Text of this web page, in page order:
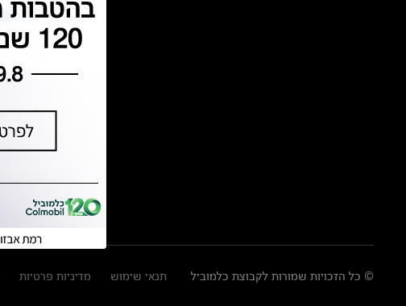
© כל הזכויות שמורות לקבוצת כלמוביל תנאי שימוש מדיניות פרטיות